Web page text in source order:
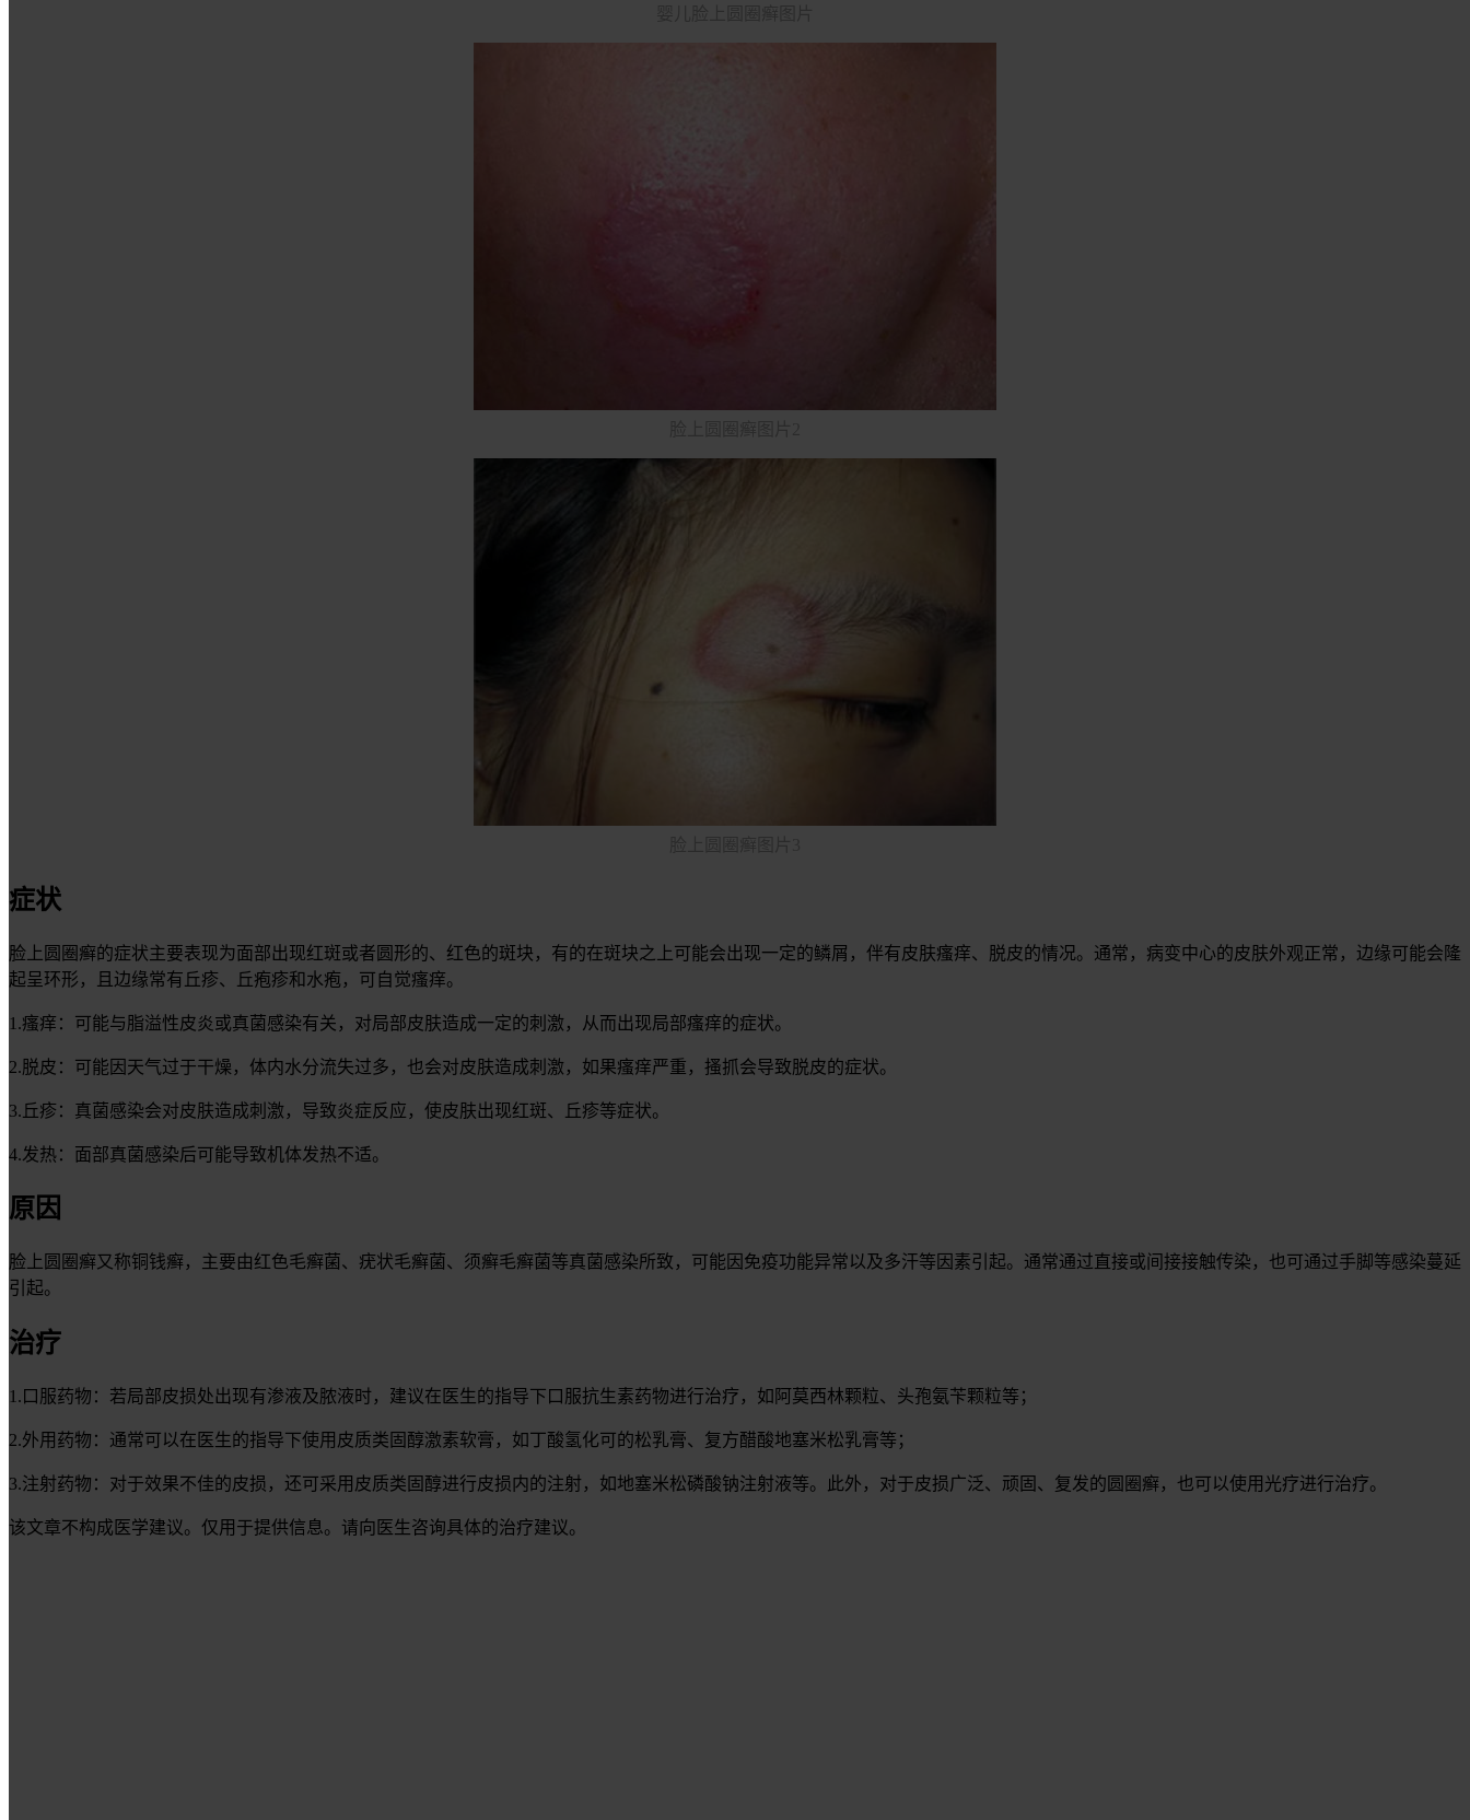
症状
脸上圆圈癣的症状主要表现为面部出现红斑或者圆形的、红色的斑块，有的在斑块之上可能会出现一定的鳞屑，伴有皮肤瘙痒、脱皮的情况。通常，病变中心的皮肤外观正常，边缘可能会隆
起呈环形，且边缘常有丘疹、丘疱疹和水疱，可自觉瘙痒。
1.瘙痒：可能与脂溢性皮炎或真菌感染有关，对局部皮肤造成一定的刺激，从而出现局部瘙痒的症状。
2.脱皮：可能因天气过于干燥，体内水分流失过多，也会对皮肤造成刺激，如果瘙痒严重，搔抓会导致脱皮的症状。
3.丘疹：真菌感染会对皮肤造成刺激，导致炎症反应，使皮肤出现红斑、丘疹等症状。
4.发热：面部真菌感染后可能导致机体发热不适。
原因
脸上圆圈癣又称铜钱癣，主要由红色毛癣菌、疣状毛癣菌、须癣毛癣菌等真菌感染所致，可能因免疫功能异常以及多汗等因素引起。通常通过直接或间接接触传染，也可通过手脚等感染蔓延
引起。
治疗
1.口服药物：若局部皮损处出现有渗液及脓液时，建议在医生的指导下口服抗生素药物进行治疗，如阿莫西林颗粒、头孢氨苄颗粒等；
2.外用药物：通常可以在医生的指导下使用皮质类固醇激素软膏，如丁酸氢化可的松乳膏、复方醋酸地塞米松乳膏等；
3.注射药物：对于效果不佳的皮损，还可采用皮质类固醇进行皮损内的注射，如地塞米松磷酸钠注射液等。此外，对于皮损广泛、顽固、复发的圆圈癣，也可以使用光疗进行治疗。
该文章不构成医学建议。仅用于提供信息。请向医生咨询具体的治疗建议。